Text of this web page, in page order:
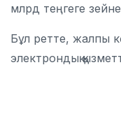
млрд теңгеге
Бұл ретте, жалпы
электрондық